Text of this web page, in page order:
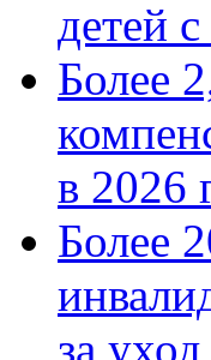
детей
Более
в 2026
Более
за уход